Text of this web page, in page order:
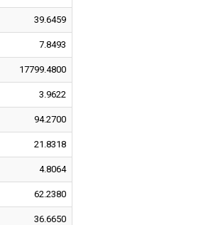
39.6459
7.8493
17799.4800
3.9622
94.2700
21.8318
4.8064
62.2380
36.6650